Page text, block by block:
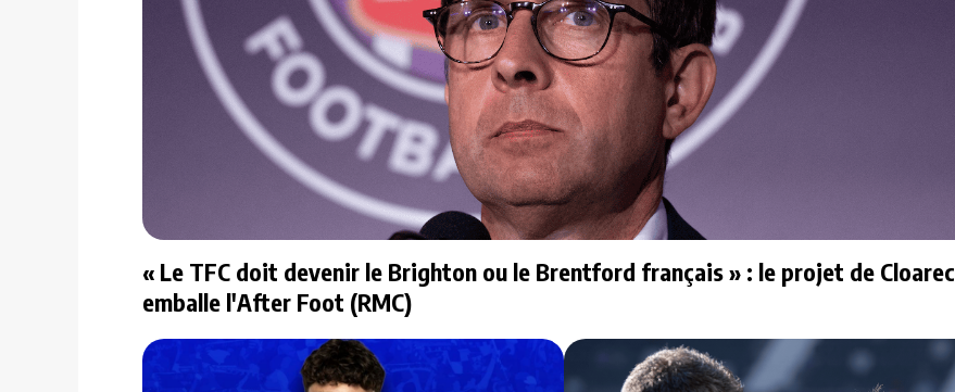
« Le TFC doit devenir le Brighton ou le Brentford français » : le projet de Cloarec
emballe l'After Foot (RMC)